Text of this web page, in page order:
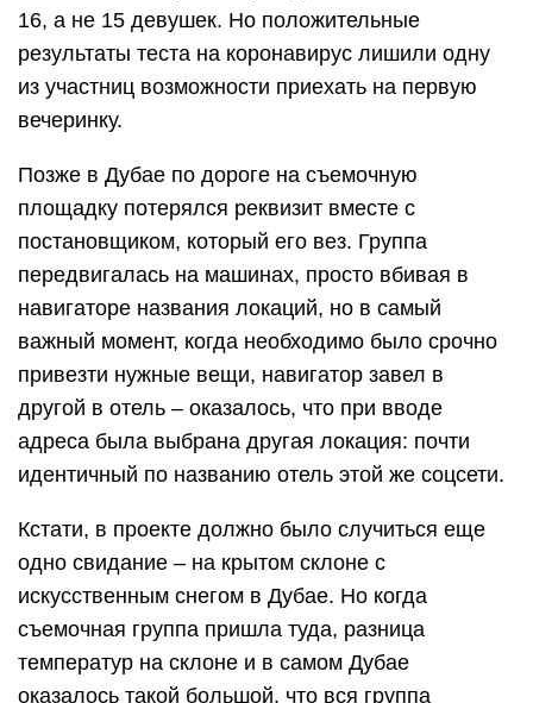
16, а не 15 девушек. Но положительные
результаты теста на коронавирус лишили одну
из участниц возможности приехать на первую
вечеринку.
Позже в Дубае по дороге на съемочную
площадку потерялся реквизит вместе с
постановщиком, который его вез. Группа
передвигалась на машинах, просто вбивая в
навигаторе названия локаций, но в самый
важный момент, когда необходимо было срочно
привезти нужные вещи, навигатор завел в
другой в отель – оказалось, что при вводе
адреса была выбрана другая локация: почти
идентичный по названию отель этой же соцсети.
Кстати, в проекте должно было случиться еще
одно свидание – на крытом склоне с
искусственным снегом в Дубае. Но когда
съемочная группа пришла туда, разница
температур на склоне и в самом Дубае
оказалось такой большой, что вся группа